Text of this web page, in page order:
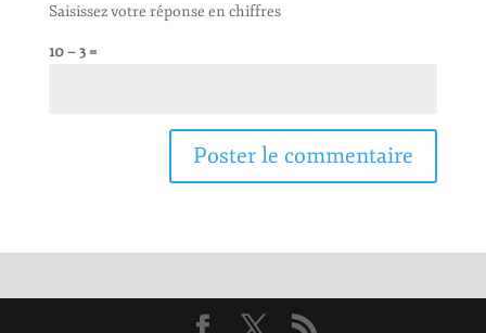
Saisissez votre réponse en chiffres
10 − 3 =